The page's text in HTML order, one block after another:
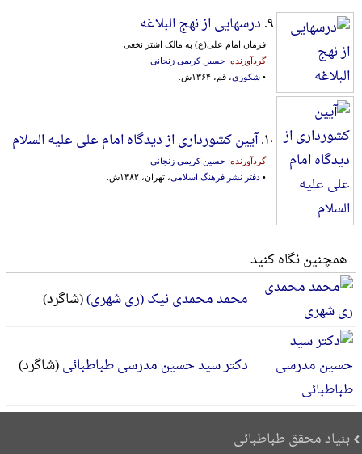
۹. درسهایی از نهج البلاغه
فرمان امام علی(ع) به مالک اشتر نخعی
گردآورنده: حسین کریمی زنجانی
• شکوری، قم، ۱۳۶۴ش.
۱۰. آیین کشورداری از دیدگاه امام علی علیه السلام
گردآورنده: حسین کریمی زنجانی
• دفتر نشر فرهنگ اسلامی، تهران، ۱۳۸۲ش.
همچنین نگاه کنید
محمد محمدی نیک (ری شهری)(شاگرد)
دکتر سید حسین مدرسی طباطبائی(شاگرد)
بنیاد محقق طباطبائی